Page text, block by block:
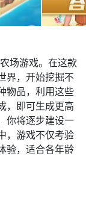
场游戏。在这款
界，开始挖掘不
物品，利用这些
，即可生成更高
你将逐步建设一
，游戏不仅考验
验，适合各年龄